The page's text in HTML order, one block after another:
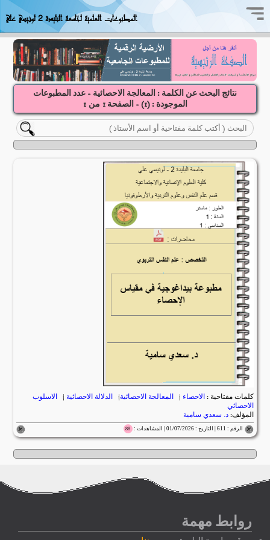
المطبوعات العلمية لجامعة البليدة 2 لونيسي علي
نتائج البحث عن الكلمة : المعالجة الاحصائية - عدد المطبوعات
الموجودة : (1) - الصفحة1 من1
كلمات مفتاحية : الاحصاء | المعالجة الاحصائية| الدلالة الاحصائية |
الاسلوب
الاحصائي
المؤلف:د. سعدي سامية
الرقم : 611 | التاريخ : 01/07/2026 | المشاهدات : 88
روابط مهمة